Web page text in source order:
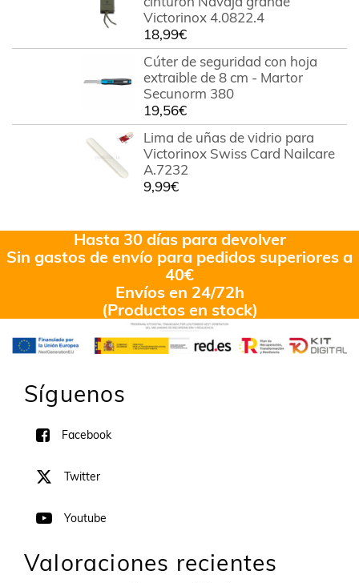
Victorinox 4.0822.4
18,99€
Cúter de seguridad con hoja
extraible de 8 cm - Martor
Secunorm 380
19,56€
Lima de uñas de vidrio para
Victorinox Swiss Card Nailcare
A.7232
9,99€
Hasta 30 días para devolver
Sin gastos de envío para pedidos superiores a
40€
Envíos en 24/72h
(Productos en stock)
Síguenos
Facebook
Twitter
Youtube
Valoraciones recientes